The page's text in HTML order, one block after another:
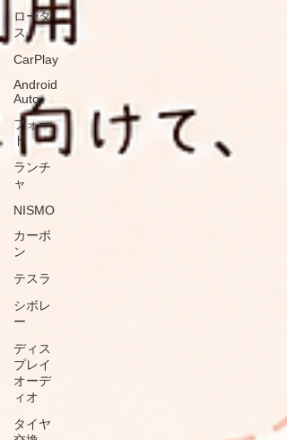
ロータ
ス
CarPlay
Android
Auto
フォー
ド
ランチ
ャ
NISMO
カーボ
ン
テスラ
シボレ
ー
ディス
プレイ
オーデ
ィオ
タイヤ